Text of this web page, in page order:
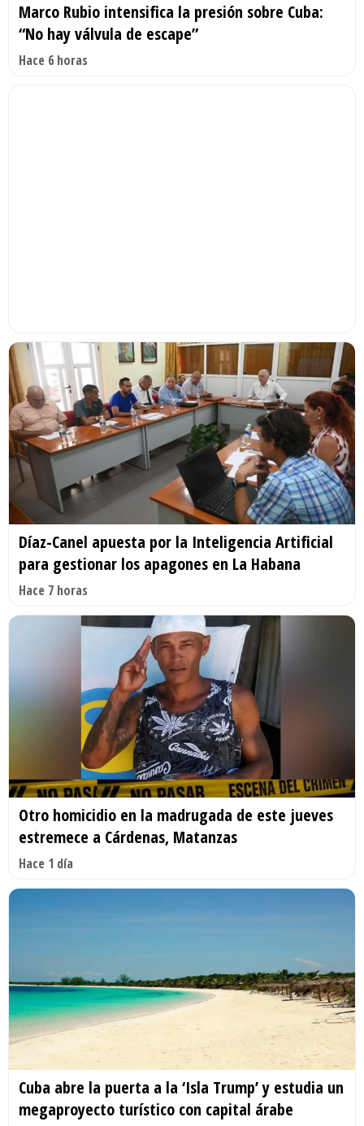
Marco Rubio intensifica la presión sobre Cuba:
“No hay válvula de escape”
Hace 6 horas
Díaz-Canel apuesta por la Inteligencia Artificial
para gestionar los apagones en La Habana
Hace 7 horas
Otro homicidio en la madrugada de este jueves
estremece a Cárdenas, Matanzas
Hace 1 día
Cuba abre la puerta a la ‘Isla Trump’ y estudia un
megaproyecto turístico con capital árabe